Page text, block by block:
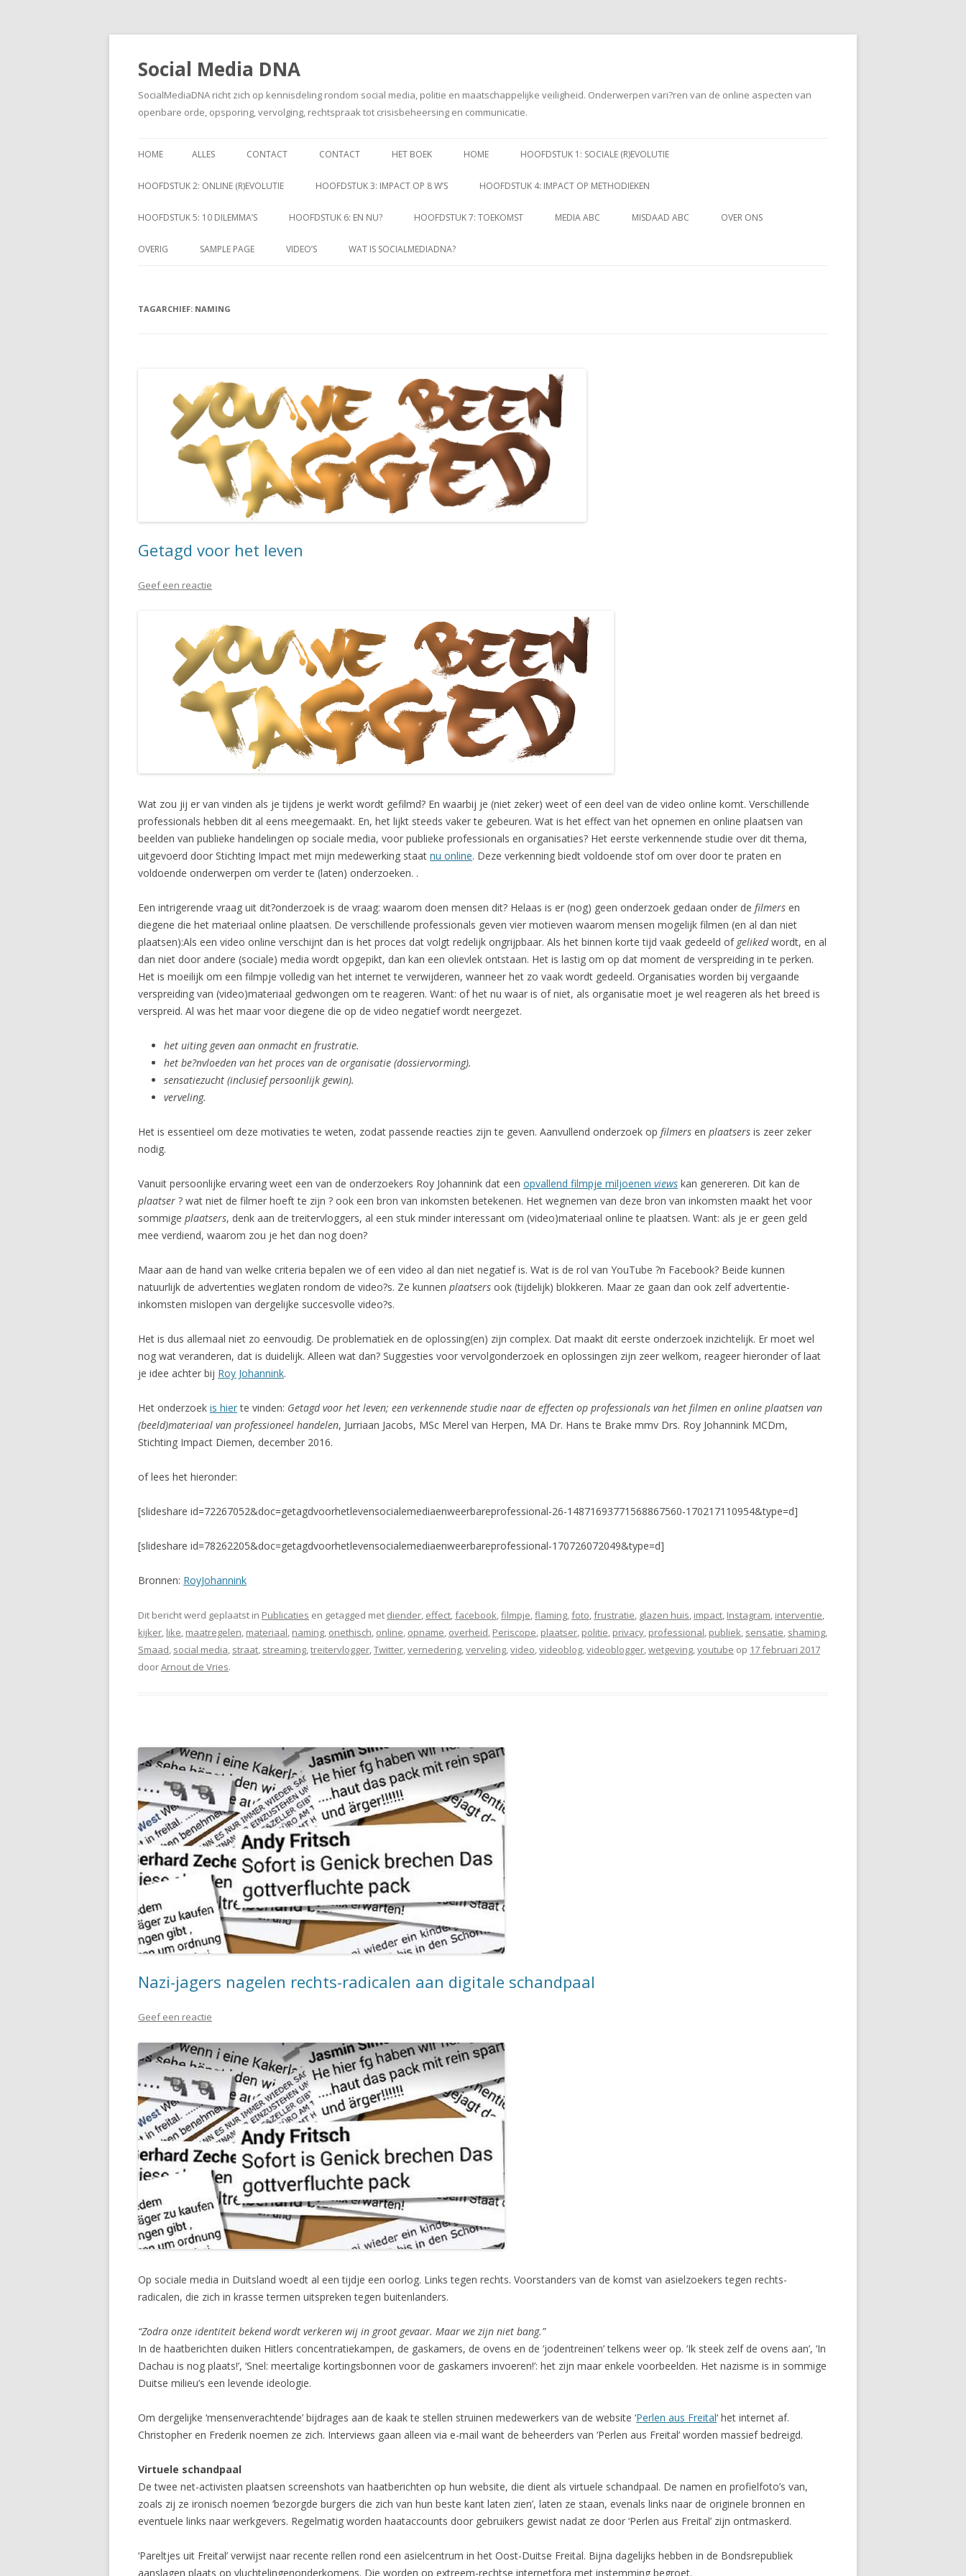
Social Media DNA
SocialMediaDNA richt zich op kennisdeling rondom social media, politie en maatschappelijke veiligheid. Onderwerpen vari?ren van de online aspecten van
openbare orde, opsporing, vervolging, rechtspraak tot crisisbeheersing en communicatie.
naar
HOME ALLES CONTACT CONTACT HET BOEK HOME HOOFDSTUK 1: SOCIALE (R)EVOLUTIE
HOOFDSTUK 2: ONLINE (R)EVOLUTIE HOOFDSTUK 3: IMPACT OP 8 W’S HOOFDSTUK 4: IMPACT OP METHODIEKEN
HOOFDSTUK 5: 10 DILEMMA’S HOOFDSTUK 6: EN NU? HOOFDSTUK 7: TOEKOMST MEDIA ABC MISDAAD ABC OVER ONS
OVERIG SAMPLE PAGE VIDEO’S WAT IS SOCIALMEDIADNA?
TAGARCHIEF: NAMING
Getagd voor het leven
Geef een reactie
Wat zou jij er van vinden als je tijdens je werkt wordt gefilmd? En waarbij je (niet zeker) weet of een deel van de video online komt. Verschillende
professionals hebben dit al eens meegemaakt. En, het lijkt steeds vaker te gebeuren. Wat is het effect van het opnemen en online plaatsen van
beelden van publieke handelingen op sociale media, voor publieke professionals en organisaties? Het eerste verkennende studie over dit thema,
uitgevoerd door Stichting Impact met mijn medewerking staat nu online. Deze verkenning biedt voldoende stof om over door te praten en
voldoende onderwerpen om verder te (laten) onderzoeken. .
Een intrigerende vraag uit dit?onderzoek is de vraag: waarom doen mensen dit? Helaas is er (nog) geen onderzoek gedaan onder de filmers en
diegene die het materiaal online plaatsen. De verschillende professionals geven vier motieven waarom mensen mogelijk filmen (en al dan niet
plaatsen):Als een video online verschijnt dan is het proces dat volgt redelijk ongrijpbaar. Als het binnen korte tijd vaak gedeeld of gelikedwordt, en al
dan niet door andere (sociale) media wordt opgepikt, dan kan een olievlek ontstaan. Het is lastig om op dat moment de verspreiding in te perken.
Het is moeilijk om een filmpje volledig van het internet te verwijderen, wanneer het zo vaak wordt gedeeld. Organisaties worden bij vergaande
verspreiding van (video)materiaal gedwongen om te reageren. Want: of het nu waar is of niet, als organisatie moet je wel reageren als het breed is
verspreid. Al was het maar voor diegene die op de video negatief wordt neergezet.
het uiting geven aan onmacht en frustratie.
het be?nvloeden van het proces van de organisatie (dossiervorming).
sensatiezucht (inclusief persoonlijk gewin).
verveling.
Het is essentieel om deze motivaties te weten, zodat passende reacties zijn te geven. Aanvullend onderzoek op filmers en plaatsers is zeer zeker
nodig.
Vanuit persoonlijke ervaring weet een van de onderzoekers Roy Johannink dat een opvallend filmpje miljoenen views kan genereren. Dit kan de
plaatser ? wat niet de filmer hoeft te zijn ? ook een bron van inkomsten betekenen. Het wegnemen van deze bron van inkomsten maakt het voor
sommige plaatsers, denk aan de treitervloggers, al een stuk minder interessant om (video)materiaal online te plaatsen. Want: als je er geen geld
mee verdiend, waarom zou je het dan nog doen?
Maar aan de hand van welke criteria bepalen we of een video al dan niet negatief is. Wat is de rol van YouTube ?n Facebook? Beide kunnen
natuurlijk de advertenties weglaten rondom de video?s. Ze kunnen plaatsers ook (tijdelijk) blokkeren. Maar ze gaan dan ook zelf advertentie-
inkomsten mislopen van dergelijke succesvolle video?s.
Het is dus allemaal niet zo eenvoudig. De problematiek en de oplossing(en) zijn complex. Dat maakt dit eerste onderzoek inzichtelijk. Er moet wel
nog wat veranderen, dat is duidelijk. Alleen wat dan? Suggesties voor vervolgonderzoek en oplossingen zijn zeer welkom, reageer hieronder of laat
je idee achter bij Roy Johannink.
Het onderzoek is hierte vinden: Getagd voor het leven; een verkennende studie naar de effecten op professionals van het filmen en online plaatsen van
(beeld)materiaal van professioneel handelen, Jurriaan Jacobs, MSc Merel van Herpen, MA Dr. Hans te Brake mmv Drs. Roy Johannink MCDm,
Stichting Impact Diemen, december 2016.
of lees het hieronder:
[slideshare id=72267052&doc=getagdvoorhetlevensocialemediaenweerbareprofessional-26-14871693771568867560-170217110954&type=d]
[slideshare id=78262205&doc=getagdvoorhetlevensocialemediaenweerbareprofessional-170726072049&type=d]
Bronnen: RoyJohannink
Dit bericht werd geplaatst in Publicaties en getagged met diender, effect,facebook,filmpje,flaming,foto,frustratie, glazen huis, impact, Instagram, interventie,
kijker, like, maatregelen, materiaal, naming, onethisch, online, opname, overheid, Periscope, plaatser, politie, privacy, professional, publiek, sensatie, shaming,
Smaad, social media, straat, streaming,treitervlogger,Twitter,vernedering,verveling,video,videoblog,videoblogger,wetgeving,youtube op 17 februari 2017
doorArnout de Vries.
Nazi-jagers nagelen rechts-radicalen aan digitale schandpaal
Geef een reactie
Op sociale media in Duitsland woedt al een tijdje een oorlog. Links tegen rechts. Voorstanders van de komst van asielzoekers tegen rechts-
radicalen, die zich in krasse termen uitspreken tegen buitenlanders.
“Zodra onze identiteit bekend wordt verkeren wij in groot gevaar. Maar we zijn niet bang.”
In de haatberichten duiken Hitlers concentratiekampen, de gaskamers, de ovens en de ‘jodentreinen’ telkens weer op. ‘Ik steek zelf de ovens aan’, ‘In
Dachau is nog plaats!’, ‘Snel: meertalige kortingsbonnen voor de gaskamers invoeren!’: het zijn maar enkele voorbeelden. Het nazisme is in sommige
Duitse milieu’s een levende ideologie.
Om dergelijke ‘mensenverachtende’ bijdrages aan de kaak te stellen struinen medewerkers van de website ‘Perlen aus Freital‘ het internet af.
Christopher en Frederik noemen ze zich. Interviews gaan alleen via e-mail want de beheerders van ‘Perlen aus Freital’ worden massief bedreigd.
Virtuele schandpaal
De twee net-activisten plaatsen screenshots van haatberichten op hun website, die dient als virtuele schandpaal. De namen en profielfoto’s van,
zoals zij ze ironisch noemen ‘bezorgde burgers die zich van hun beste kant laten zien’, laten ze staan, evenals links naar de originele bronnen en
eventuele links naar werkgevers. Regelmatig worden haataccounts door gebruikers gewist nadat ze door ‘Perlen aus Freital’ zijn ontmaskerd.
‘Pareltjes uit Freital’ verwijst naar recente rellen rond een asielcentrum in het Oost-Duitse Freital. Bijna dagelijks hebben in de Bondsrepubliek
aanslagen plaats op vluchtelingenonderkomens. Die worden op extreem-rechtse internetfora met instemming begroet.